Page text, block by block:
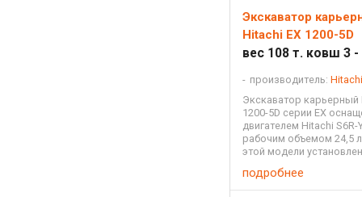
Экскаватор
Hitachi EX 1200-5D
вес 108 т. ковш 3 -
производитель: Hitachi
Экскаватор карьерный
1200-5D серии EX
двигателем Hitachi S6R-
рабочим объемом 24,5
этой модели
длиной 9,1 метров и
метра. Максимальный
копания агрегата
подробнее